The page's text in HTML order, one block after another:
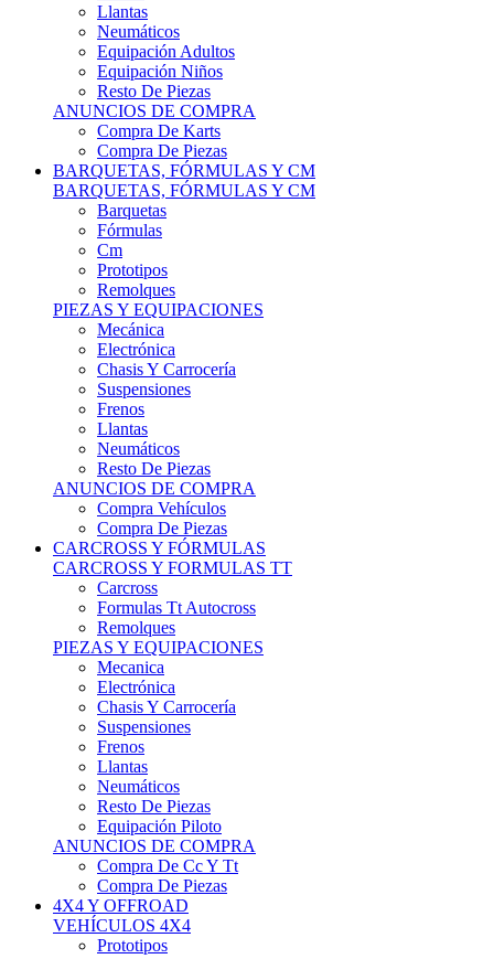
PIEZAS Y EQUIPACIONES
Mecánica
Electrónica
Chasis Y Carrocería
Suspensiones
Frenos
Llantas
Neumáticos
Resto De Piezas
ANUNCIOS DE COMPRA
Compra Vehículos
Compra De Piezas
CARCROSS Y FÓRMULAS
CARCROSS Y FORMULAS TT
Carcross
Formulas Tt Autocross
Remolques
PIEZAS Y EQUIPACIONES
Mecanica
Electrónica
Chasis Y Carrocería
Suspensiones
Frenos
Llantas
Neumáticos
Resto De Piezas
Equipación Piloto
ANUNCIOS DE COMPRA
Compra De Cc Y Tt
Compra De Piezas
4X4 Y OFFROAD
VEHÍCULOS 4X4
Prototipos
Venta De Side By Side
Quads Y Buggys
4x4 De Calle
PIEZAS PARA 4X4
Mecánica
Carrocería
Suspensiones
Llantas
Neumáticos
ANUNCIOS DE COMPRA
Compra De 4x4
Compra De Piezas
MOTOS
MOTOS
Motos De Circuito